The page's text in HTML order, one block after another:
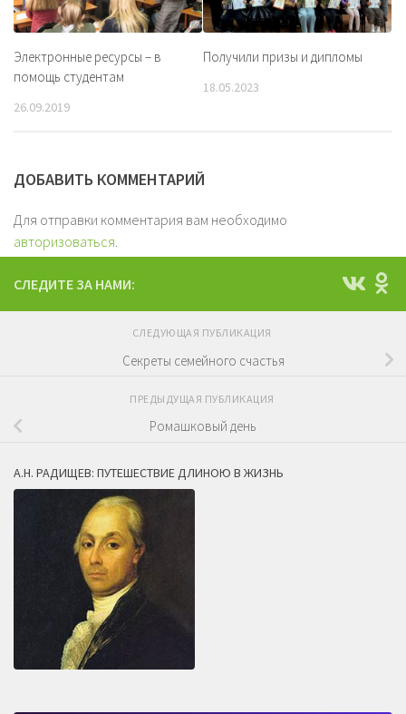
Электронные ресурсы – в
помощь студентам
26.09.2019
Получили призы и дипломы
18.05.2023
ДОБАВИТЬ КОММЕНТАРИЙ
Для отправки комментария вам необходимо
авторизоваться
СЛЕДИТЕ ЗА НАМИ:
СЛЕДУЮЩАЯ ПУБЛИКАЦИЯ
Секреты семейного счастья
ПРЕДЫДУЩАЯ ПУБЛИКАЦИЯ
Ромашковый день
А.Н. РАДИЩЕВ: ПУТЕШЕСТВИЕ ДЛИНОЮ В ЖИЗНЬ